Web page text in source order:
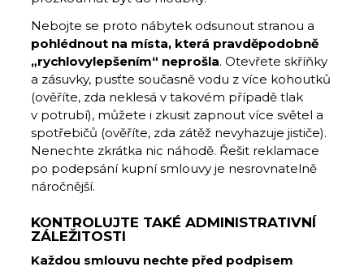
Nebojte se proto nábytek odsunout stranou a
pohlédnout na místa, která pravděpodobně
„rychlovylepšením“ neprošla. Otevřete skříňky
a zásuvky, pusťte současně vodu z více kohoutků
(ověříte, zda neklesá v takovém případě tlak
v potrubí), můžete i zkusit zapnout více světel a
spotřebičů (ověříte, zda zátěž nevyhazuje jističe).
Nenechte zkrátka nic náhodě. Řešit reklamace
po podepsání kupní smlouvy je nesrovnatelně
náročnější.
KONTROLUJTE TAKÉ ADMINISTRATIVNÍ
ZÁLEŽITOSTI
Každou smlouvu nechte před podpisem